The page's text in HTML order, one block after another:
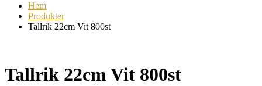
Hem
Produkter
Tallrik 22cm Vit 800st
Tallrik 22cm Vit 800st